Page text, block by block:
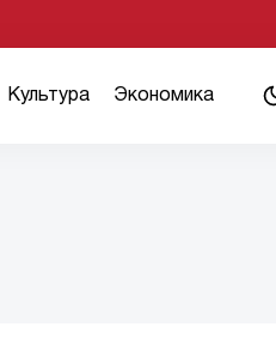
Культура Экономика